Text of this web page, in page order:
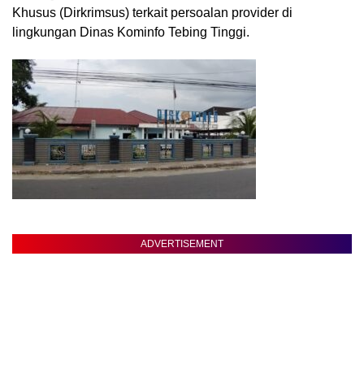
Khusus (Dirkrimsus) terkait persoalan provider di
lingkungan Dinas Kominfo Tebing Tinggi.
ADVERTISEMENT